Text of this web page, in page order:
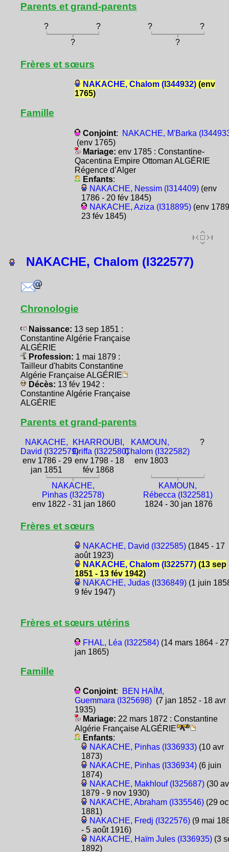
Parents et grand-parents
? ? ?
?
?
?
Frères et sœurs
NAKACHE, Chalom (I344932)(env
1765)
Famille
Conjoint:
NAKACHE, M'Barka
(env 1765)
Mariage: env 1785 : Constantine-
Qacentina Empire Ottoman ALGÉRIE
Régence d’Alger
Enfants:
NAKACHE, Nessim (I314409)(env
1786 - 20 fév 1845)
NAKACHE, Aziza (I318895)(env
23 fév 1845)
NAKACHE, Chalom (I322577)
Chronologie
Naissance: 13 sep 1851 :
Constantine Algérie Française
ALGÉRIE
Profession: 1 mai 1879 :
Tailleur d'habits Constantine
Algérie Française ALGÉRIE
Décès: 13 fév 1942 :
Constantine Algérie Française
ALGÉRIE
Parents et grand-parents
NAKACHE,
David (I322579)
env 1786 - 29
jan 1851
KHARROUBI,
Driffa (I322580)
env 1798 - 18
fév 1868
KAMOUN,
Chalom (I322582)
env 1803
?
NAKACHE,
Pinhas (I322578)
env 1822 - 31 jan 1860
KAMOUN,
Rébecca (I322581)
1824 - 30 jan 1876
Frères et sœurs
NAKACHE, David (I322585)(1845 - 17
août 1923)
NAKACHE, Chalom (I322577)(13 sep
1851 - 13 fév 1942)
NAKACHE, Judas (I336849)(1 juin
9 fév 1947)
Frères et sœurs utérins
FHAL, Léa (I322584)(14 mars 1864 - 27
jan 1865)
Famille
Conjoint:
BEN HAÏM,
Guemmara (I325698)(7 jan 1852 - 18 avr
1935)
Mariage: 22 mars 1872 : Constantine
Algérie Française ALGÉRIE
Enfants:
NAKACHE, Pinhas (I336933)(10 avr
1873)
NAKACHE, Pinhas (I336934)(6 juin
1874)
NAKACHE, Makhlouf (I325687)(30
1879 - 9 nov 1930)
NAKACHE, Abraham (I335546)(29
1881)
NAKACHE, Fredj (I322576)(9 mai
- 5 août 1916)
NAKACHE, Haïm Jules (I336935)(3
1892)